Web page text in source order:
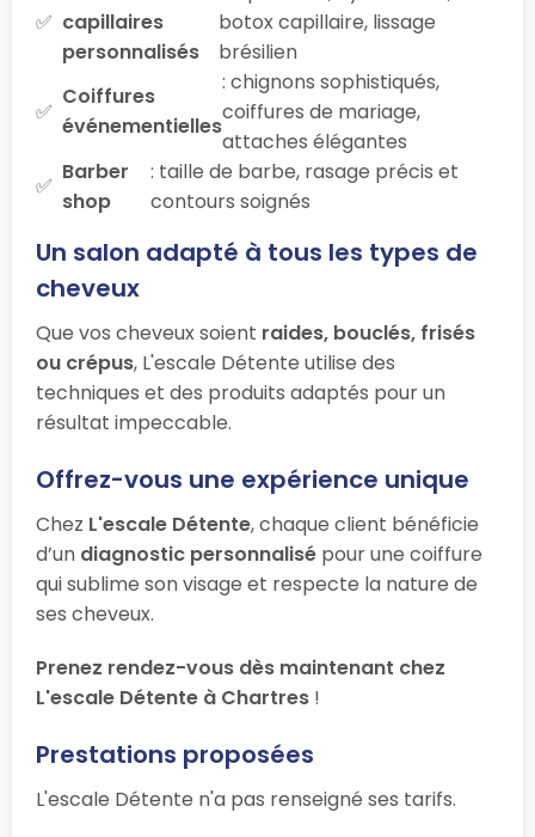
capillaires
personnalisés
botox capillaire, lissage
brésilien
Coiffures
événementielles
: chignons sophistiqués,
coiffures de mariage,
attaches élégantes
Barber
shop
: taille de barbe, rasage précis et
contours soignés
Un salon adapté à tous les types de
cheveux
Que vos cheveux soient raides, bouclés, frisés
ou crépus, L'escale Détente utilise des
techniques et des produits adaptés pour un
résultat impeccable.
Offrez-vous une expérience unique
Chez L'escale Détente, chaque client bénéficie
d’un diagnostic personnalisé pour une coiffure
qui sublime son visage et respecte la nature de
ses cheveux.
Prenez rendez-vous dès maintenant chez
L'escale Détente à Chartres !
Prestations proposées
L'escale Détente n'a pas renseigné ses tarifs.